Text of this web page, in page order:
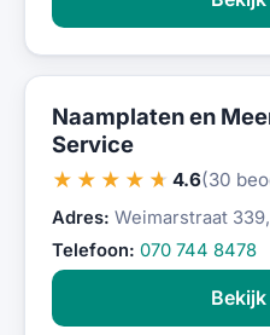
Naamplaten en
Service
★★★★★ 4.6(30
Adres: Weimarstraat
Telefoon: 070 744 8478